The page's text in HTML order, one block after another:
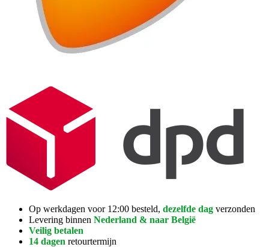
Op werkdagen voor 12:00 besteld, dezelfde dag verzonden
Levering binnen Nederland & naar België
Veilig betalen
14 dagen retourtermijn